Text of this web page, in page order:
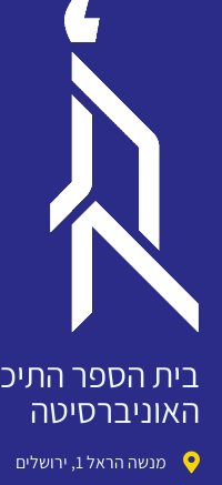
בית הספר
האוניברסיטה
מנשה הראל 1, ירושלים